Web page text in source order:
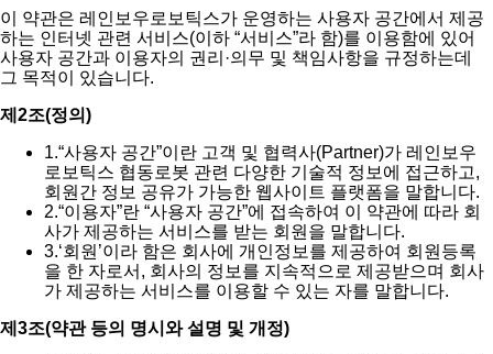
이 약관은 레인보우로보틱스가 운영하는 사용자 공간에서 제공
하는 인터넷 관련 서비스(이하 “서비스”라 함)를 이용함에 있어
사용자 공간과 이용자의 권리·의무 및 책임사항을 규정하는데
그 목적이 있습니다.
제2조(정의)
1.“사용자 공간”이란 고객 및 협력사(Partner)가 레인보우
로보틱스 협동로봇 관련 다양한 기술적 정보에 접근하고,
회원간 정보 공유가 가능한 웹사이트 플랫폼을 말합니다.
2.“이용자”란 “사용자 공간”에 접속하여 이 약관에 따라 회
사가 제공하는 서비스를 받는 회원을 말합니다.
3.‘회원’이라 함은 회사에 개인정보를 제공하여 회원등록
을 한 자로서, 회사의 정보를 지속적으로 제공받으며 회사
가 제공하는 서비스를 이용할 수 있는 자를 말합니다.
제3조(약관 등의 명시와 설명 및 개정)